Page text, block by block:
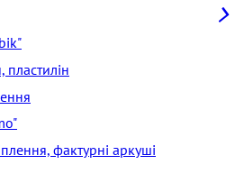
пластилін
фактурні аркуші